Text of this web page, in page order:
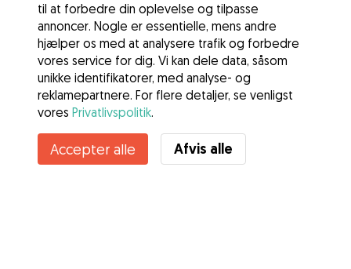
til at forbedre din oplevelse og tilpasse
annoncer. Nogle er essentielle, mens andre
hjælper os med at analysere trafik og forbedre
vores service for dig. Vi kan dele data, såsom
unikke identifikatorer, med analyse- og
reklamepartnere. For flere detaljer, se venligst
vores Privatlivspolitik.
Accepter alle Afvis alle